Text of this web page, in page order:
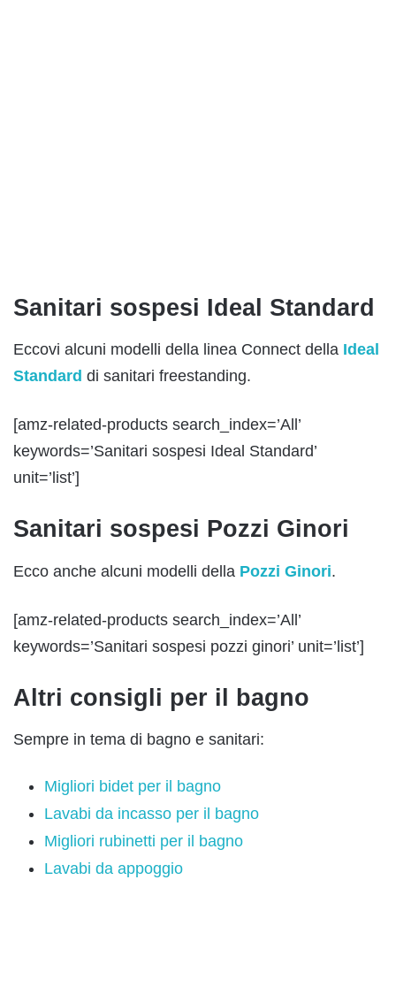
Sanitari sospesi Ideal Standard
Eccovi alcuni modelli della linea Connect della Ideal
Standard di sanitari freestanding.
[amz-related-products search_index=’All’
keywords=’Sanitari sospesi Ideal Standard’
unit=’list’]
Sanitari sospesi Pozzi Ginori
Ecco anche alcuni modelli della Pozzi Ginori.
[amz-related-products search_index=’All’
keywords=’Sanitari sospesi pozzi ginori’ unit=’list’]
Altri consigli per il bagno
Sempre in tema di bagno e sanitari:
Migliori bidet per il bagno
Lavabi da incasso per il bagno
Migliori rubinetti per il bagno
Lavabi da appoggio